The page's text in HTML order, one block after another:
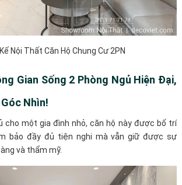
Nội Thất Căn Hộ Chung Cư 2PN
Gian Sống 2 Phòng Ngủ Hiện Đại,
Nhìn!
cho một gia đình nhỏ, căn hộ này được bố trí
bảo đầy đủ tiện nghi mà vẫn giữ được sự
và thẩm mỹ.